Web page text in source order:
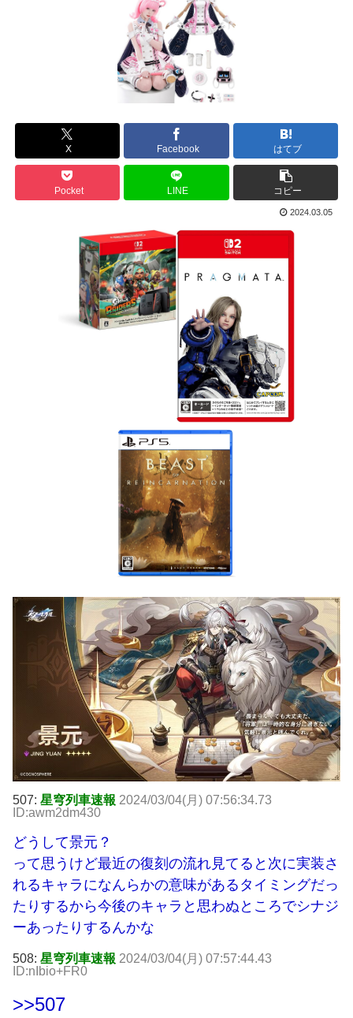
X Facebook はてブ
Pocket LINE コピー
2024.03.05
507: 星穹列車速報 2024/03/04(月) 07:56:34.73
ID:awm2dm430
どうして景元？
って思うけど最近の復刻の流れ見てると次に実装さ
れるキャラになんらかの意味があるタイミングだっ
たりするから今後のキャラと思わぬところでシナジ
ーあったりするんかな
508: 星穹列車速報 2024/03/04(月) 07:57:44.43
ID:nIbio+FR0
>>507